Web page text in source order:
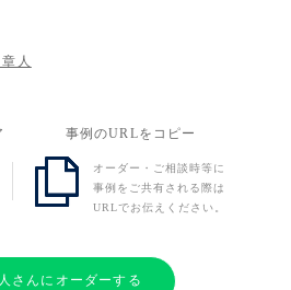
人
事例のURLをコピー
オーダー・ご相談時等に
事例をご共有される際は
URLでお伝えください。
さんにオーダーする